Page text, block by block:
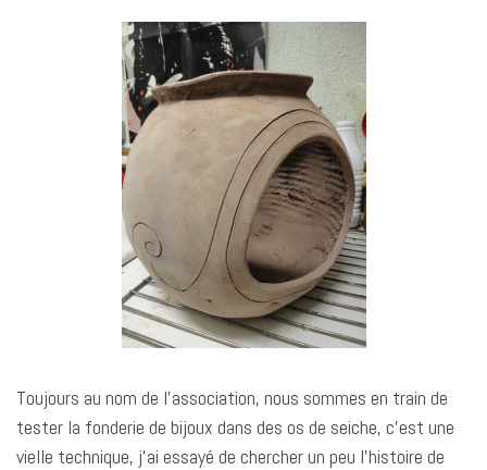
Toujours au nom de l’association, nous sommes en train de
tester la fonderie de bijoux dans des os de seiche, c’est une
vielle technique, j’ai essayé de chercher un peu l’histoire de